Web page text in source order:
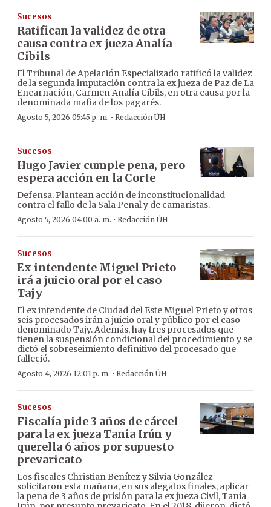
Sucesos
Ratifican la validez de otra
causa contra ex jueza Analía
Cibils
El Tribunal de Apelación Especializado ratificó la validez
de la segunda imputación contra la ex jueza de Paz de La
Encarnación, Carmen Analía Cibils, en otra causa por la
denominada mafia de los pagarés.
Agosto 5, 2026 05:45 p. m. · Redacción ÚH
Sucesos
Hugo Javier cumple pena, pero
espera acción en la Corte
Defensa. Plantean acción de inconstitucionalidad
contra el fallo de la Sala Penal y de camaristas.
Agosto 5, 2026 04:00 a. m. · Redacción ÚH
Sucesos
Ex intendente Miguel Prieto
irá a juicio oral por el caso
Tajy
El ex intendente de Ciudad del Este Miguel Prieto y otros
seis procesados irán a juicio oral y público por el caso
denominado Tajy. Además, hay tres procesados que
tienen la suspensión condicional del procedimiento y se
dictó el sobreseimiento definitivo del procesado que
falleció.
Agosto 4, 2026 12:01 p. m. · Redacción ÚH
Sucesos
Fiscalía pide 3 años de cárcel
para la ex jueza Tania Irún y
querella 6 años por supuesto
prevaricato
Los fiscales Christian Benítez y Silvia González
solicitaron esta mañana, en sus alegatos finales, aplicar
la pena de 3 años de prisión para la ex jueza Civil, Tania